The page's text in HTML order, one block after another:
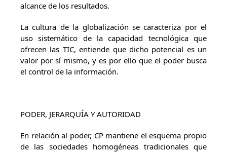
alcance de los resultados.
La cultura de la globalización se caracteriza por el
uso sistemático de la capacidad tecnológica que
ofrecen las TIC, entiende que dicho potencial es un
valor por sí mismo, y es por ello que el poder busca
el control de la información.
PODER, JERARQUÍA Y AUTORIDAD
En relación al poder, CP mantiene el esquema propio
de las sociedades homogéneas tradicionales que